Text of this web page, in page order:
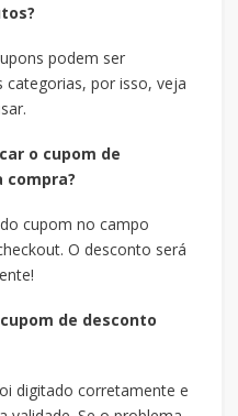
podem ser
categorias, por isso, veja
o cupom de
compra?
cupom no campo
O desconto será
de desconto
digitado corretamente e